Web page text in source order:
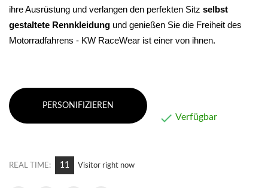
ihre Ausrüstung und verlangen den perfekten Sitz selbst
gestaltete Rennkleidung und genießen Sie die Freiheit des
Motorradfahrens - KW RaceWear ist einer von ihnen.
PERSONIFIZIEREN
 Verfügbar
REAL TIME: 11 Visitor right now